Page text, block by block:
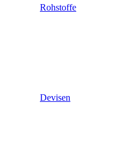
Rohstoffe
Devisen